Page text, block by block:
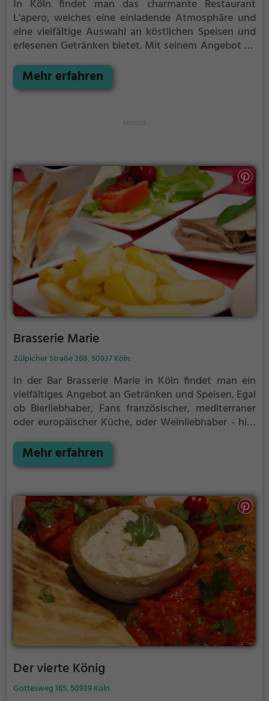
In Köln findet man das charmante Restaurant
L'apero, welches eine einladende Atmosphäre und
eine vielfältige Auswahl an köstlichen Speisen und
erlesenen Getränken bietet. Mit seinem Angebot an
sowie gesunden Gerichten lädt das Restaurant dazu
ein, genussvoll zu speisen und die kulinarische
Mehr erfahren
Brasserie Marie
Zülpicher Straße 268, 50937 Köln
In der Bar Brasserie Marie in Köln findet man ein
vielfältiges Angebot an Getränken und Speisen. Egal
ob Bierliebhaber, Fans französischer, mediterraner
oder europäischer Küche, oder Weinliebhaber - hier
Atmosphäre lädt zum Verweilen ein und das
gesunde Speisenangebot sorgt für genussvolle
Marie und erlebe einen Hauch von Frankreich mitten
in Köln.
Mehr erfahren
Der vierte König
Gottesweg 165, 50939 Köln